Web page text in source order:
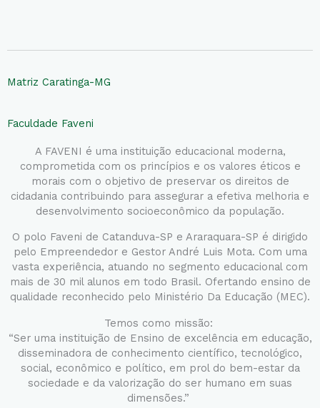
Matriz Caratinga-MG
Faculdade Faveni
A FAVENI é uma instituição educacional moderna,
comprometida com os princípios e os valores éticos e
morais com o objetivo de preservar os direitos de
cidadania contribuindo para assegurar a efetiva melhoria e
desenvolvimento socioeconômico da população.
O polo Faveni de Catanduva-SP e Araraquara-SP é dirigido
pelo Empreendedor e Gestor André Luis Mota. Com uma
vasta experiência, atuando no segmento educacional com
mais de 30 mil alunos em todo Brasil. Ofertando ensino de
qualidade reconhecido pelo Ministério Da Educação (MEC).
Temos como missão:
“Ser uma instituição de Ensino de excelência em educação,
disseminadora de conhecimento científico, tecnológico,
social, econômico e político, em prol do bem-estar da
sociedade e da valorização do ser humano em suas
dimensões.”